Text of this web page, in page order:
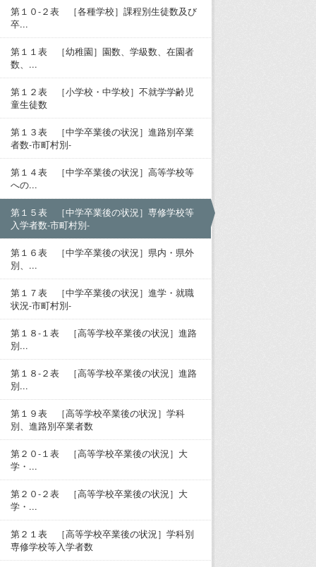
第１０-２表 ［各種学校］課程別生徒数及び
卒...
第１１表 ［幼稚園］園数、学級数、在園者
数、...
第１２表 ［小学校・中学校］不就学学齢児
童生徒数
第１３表 ［中学卒業後の状況］進路別卒業
者数-市町村別-
第１４表 ［中学卒業後の状況］高等学校等
への...
第１５表 ［中学卒業後の状況］専修学校等
入学者数-市町村別-
第１６表 ［中学卒業後の状況］県内・県外
別、...
第１７表 ［中学卒業後の状況］進学・就職
状況-市町村別-
第１８-１表 ［高等学校卒業後の状況］進路
別...
第１８-２表 ［高等学校卒業後の状況］進路
別...
第１９表 ［高等学校卒業後の状況］学科
別、進路別卒業者数
第２０-１表 ［高等学校卒業後の状況］大
学・...
第２０-２表 ［高等学校卒業後の状況］大
学・...
第２１表 ［高等学校卒業後の状況］学科別
専修学校等入学者数